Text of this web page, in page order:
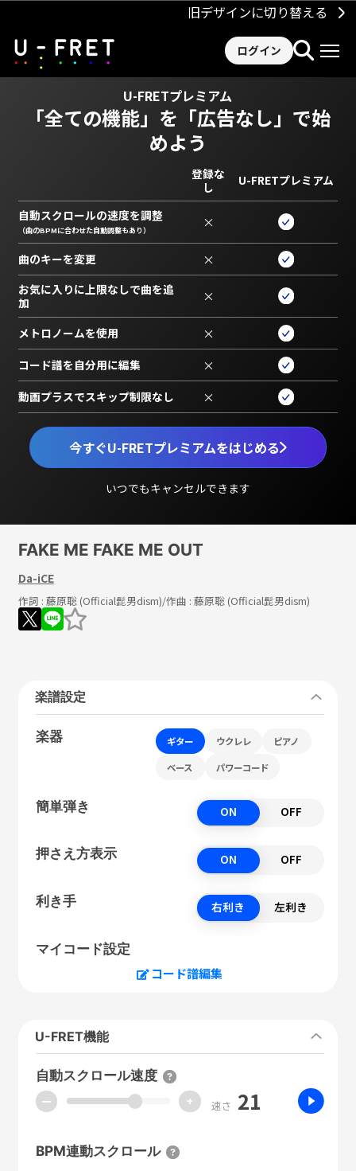
旧デザインに切り替える
ログイン
U-FRETプレミアム
「全ての機能」を 「広告なし」で始
めよう
今すぐU-FRETプレミアムをはじめる
いつでもキャンセルできます
登録な
し
U-FRETプレミアム
自動スクロールの速度を調整
（曲のBPMに合わせた自動調整もあり） ×
曲のキーを変更 ×
お気に入りに上限なしで曲を追
加
×
メトロノームを使用 ×
コード譜を自分用に編集 ×
動画プラスでスキップ制限なし ×
FAKE ME FAKE ME OUT
Da-iCE
作詞 : 藤原聡 (Official髭男dism)/作曲 : 藤原聡 (Official髭男dism)
楽譜設定
楽器 ギター ウクレレ ピアノ
ベース パワーコード
簡単弾き ON OFF
押さえ方表示 ON OFF
利き手 右利き 左利き
マイコード設定
コード譜編集
U-FRET機能
自動スクロール速度
ー + 速さ 21
BPM連動スクロール